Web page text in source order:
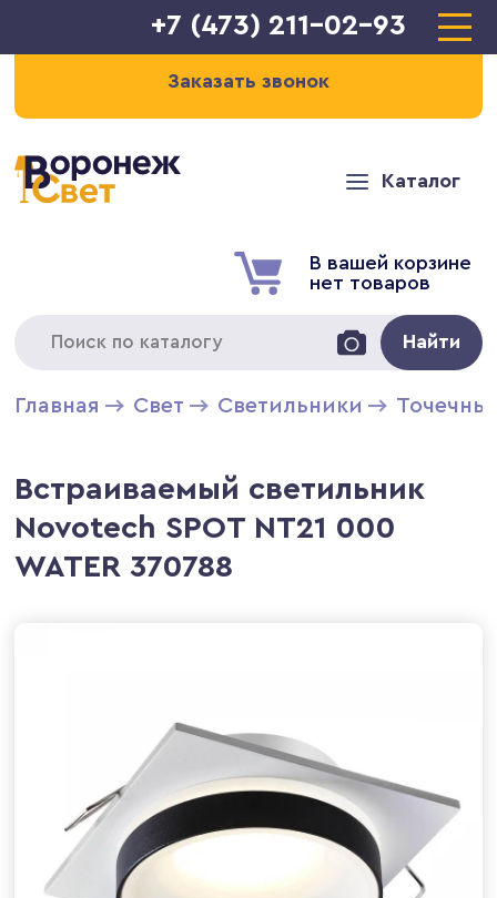
+7 (473) 211-02-93
Заказать звонок
Каталог
В вашей корзине
нет товаров
Найти
Главная Свет Светильники
Встраиваемый светильник
Novotech SPOT NT21 000
WATER 370788